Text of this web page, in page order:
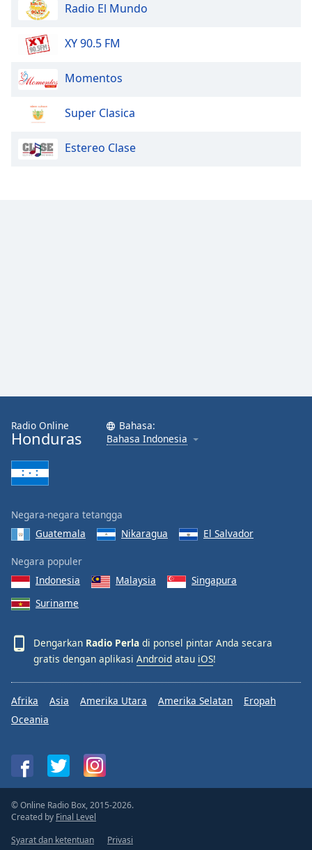
Radio El Mundo
XY 90.5 FM
Momentos
Super Clasica
Estereo Clase
Radio Online
Honduras
Bahasa:
Bahasa Indonesia
Negara-negara tetangga
Guatemala
Nikaragua El Salvador
Negara populer
Indonesia
Malaysia
Singapura
Suriname
Dengarkan Radio Perla di ponsel pintar Anda secara
gratis dengan aplikasi Android atau iOS!
Afrika Asia Amerika Utara Amerika Selatan
Eropah
Oceania
© Online Radio Box, 2015-2026.
Created by Final Level
Syarat dan ketentuan
Privasi